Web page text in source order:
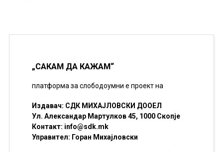
„САКАМ ДА КАЖАМ“
платформа за слободоумни е проект на
Издавач: СДК МИХАЈЛОВСКИ ДООЕЛ
Ул. Александар Мартулков 45, 1000 Скопје
Контакт: info@sdk.mk
Управител: Горан Михајловски